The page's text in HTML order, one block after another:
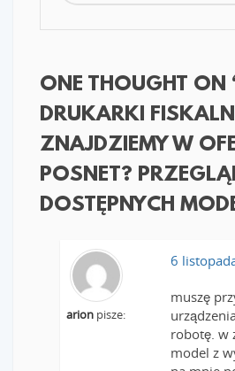
ONE THOUGHT ON
DRUKARKI
ZNAJDZIEMY W
POSNET?
DOSTĘPNYCH
arion pisze:
6
muszę
robotę. w
model z